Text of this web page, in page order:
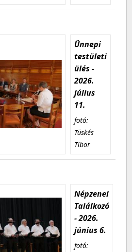
Ünnepi
testületi
ülés -
2026.
július
11.
fotó:
Tüskés
Tibor
Népzenei
Találkozó
- 2026.
június 6.
fotó: